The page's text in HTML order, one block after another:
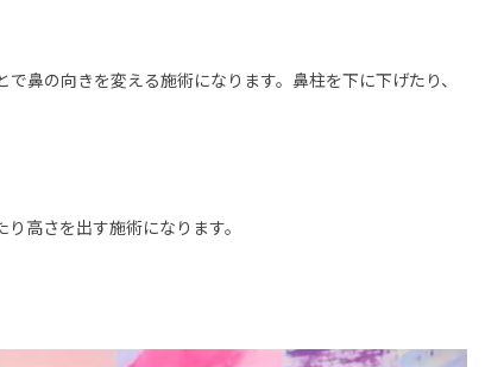
鼻の向きを変える施術になります。鼻柱を下に下げたり、
高さを出す施術になります。